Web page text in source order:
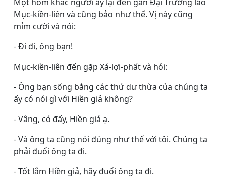
Mục-kiền-liên và cũng bảo như thế. Vị này cũng
mỉm cười và nói:
- Ði đi, ông bạn!
Mục-kiền-liên đến gặp Xá-lợi-phất và hỏi:
- Ông bạn sống bằng các thứ dư thừa của chúng ta
ấy có nói gì với Hiền giả không?
- Vâng, có đấy, Hiền giả ạ.
- Và ông ta cũng nói đúng như thế với tôi. Chúng ta
phải đuổi ông ta đi.
- Tốt lắm Hiền giả, hãy đuổi ông ta đi.